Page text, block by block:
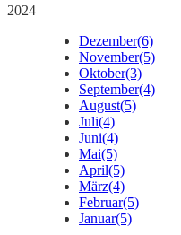
2024
Dezember(6)
November(5)
Oktober(3)
September(4)
August(5)
Juli(4)
Juni(4)
Mai(5)
April(5)
März(4)
Februar(5)
Januar(5)